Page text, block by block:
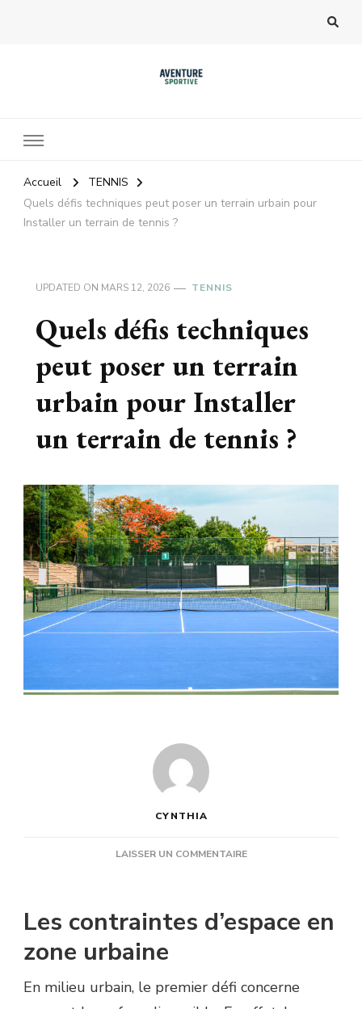
Accueil
TENNIS
Quels défis techniques peut poser un terrain urbain pour
Installer un terrain de tennis ?
UPDATED ON MARS 12, 2026 TENNIS
Quels défis techniques
peut poser un terrain
urbain pour Installer
un terrain de tennis ?
CYNTHIA
LAISSER UN COMMENTAIRESUR
PEUT
POSER
URBAIN
POUR
Les contraintes d’espace en
zone urbaine
En milieu urbain, le premier défi concerne